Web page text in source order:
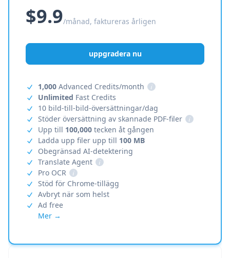
$9.9/månad, faktureras årligen
uppgradera nu
1,000 Advanced Credits/month
i
Unlimited Fast Credits
10 bild-till-bild-översättningar/dag
Stöder översättning av skannade PDF-filer
i
Upp till 100,000 tecken åt gången
Ladda upp filer upp till 100 MB
Obegränsad AI-detektering
Translate Agent
i
Pro OCR
i
Stöd för Chrome-tillägg
Avbryt när som helst
Ad free
Mer →